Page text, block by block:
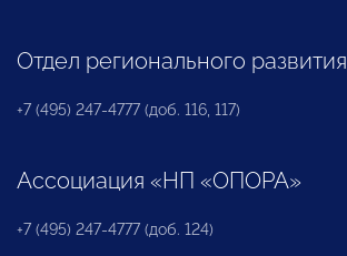
Отдел регионального развития
+7 (495) 247-4777 (доб. 116, 117)
Ассоциация «НП «ОПОРА»
+7 (495) 247-4777 (доб. 124)